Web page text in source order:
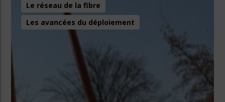
Le réseau de la fibre
Les avancées du déploiement